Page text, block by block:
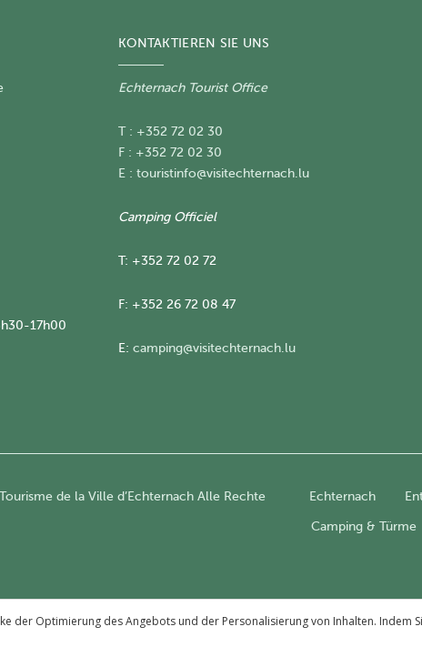
17h00
KONTAKTIEREN SIE UNS
Echternach Tourist Office
T : +352 72 02 30
F : +352 72 02 30
E : touristinfo@visitechternach.lu
Camping Officiel
T: +352 72 02 72
F: +352 26 72 08 47
E: camping@visitechternach.lu
de la Ville d’Echternach Alle Rechte
Echternach
Camping & Türme
der Optimierung des Angebots und der Personalisierung von Inhalten. Indem